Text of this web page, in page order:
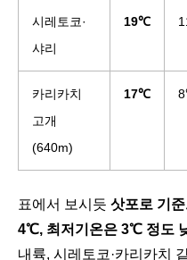
시레토코·
샤리
19℃
카리카치
고개
(640m)
17℃
표에서 보시듯 삿포로 기
4℃, 최저기온은 3℃ 정도
내륙, 시레토코·카리카치